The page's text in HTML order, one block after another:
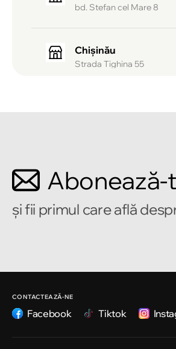
bd. Stefan cel Mare 8
Chișinău
Strada Tighina 55
Strada Alecu Russo 1
Abonează-
și fii primul care află
CONTACTEAZĂ-NE
Facebook Tiktok